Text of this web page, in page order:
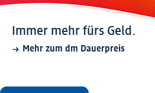
Immer mehr fürs Geld.
Mehr zum dm Dauerpreis